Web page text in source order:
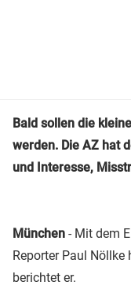
Bald sollen die
werden. Die AZ hat
und Interesse,
München - Mit dem
Reporter Paul
berichtet er.